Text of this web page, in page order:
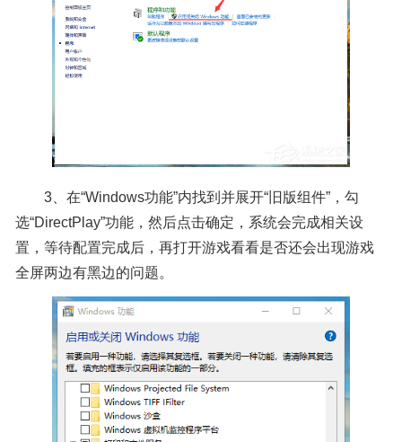
3、在“Windows功能”内找到并展开“旧版组件”，勾
选“DirectPlay”功能，然后点击确定，系统会完成相关设
置，等待配置完成后，再打开游戏看看是否还会出现游戏
全屏两边有黑边的问题。